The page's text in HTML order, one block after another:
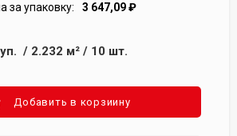
за упаковку:
3 647,09₽
уп. / 2.232 м²/ 10 шт.
Добавить в корзиину